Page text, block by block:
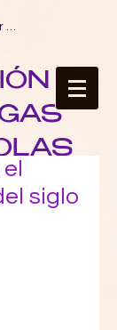
sesión
DE
siglo